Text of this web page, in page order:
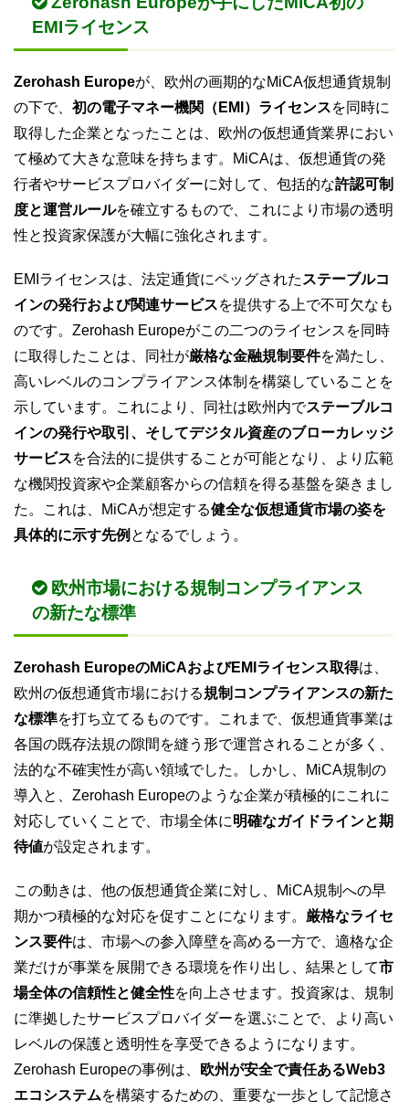
EMIライセンス
Zerohash Europeが、欧州の画期的なMiCA仮想通貨規制
の下で、 初の電子マネー機関（EMI）ライセンスを同時に
取得した企業となったことは、欧州の仮想通貨業界におい
て極めて大きな意味を持ちます。MiCAは、仮想通貨の発
行者やサービスプロバイダーに対して、包括的な許認可制
度と運営ルールを確立するもので、これにより市場の透明
性と投資家保護が大幅に強化されます。
EMIライセンスは、法定通貨にペッグされた ステーブルコ
インの発行および関連サービスを提供する上で不可欠なも
のです。Zerohash Europeがこの二つのライセンスを同時
に取得したことは、同社が厳格な金融規制要件を満たし、
高いレベルのコンプライアンス体制を構築していることを
示しています。これにより、同社は欧州内でステーブルコ
インの発行や取引、そしてデジタル資産のブローカレッジ
サービスを合法的に提供することが可能となり、より広範
な機関投資家や企業顧客からの信頼を得る基盤を築きまし
た。これは、MiCAが想定する健全な仮想通貨市場の姿を
具体的に示す先例 となるでしょう。
欧州市場における規制コンプライアンス
の新たな標準
Zerohash EuropeのMiCAおよびEMIライセンス取得は、
欧州の仮想通貨市場における規制コンプライアンスの新た
な標準を打ち立てるものです。これまで、仮想通貨事業は
各国の既存法規の隙間を縫う形で運営されることが多く、
法的な不確実性が高い領域でした。しかし、MiCA規制の
導入と、Zerohash Europeのような企業が積極的にこれに
対応していくことで、市場全体に明確なガイドラインと期
待値が設定されます。
この動きは、他の仮想通貨企業に対し、MiCA規制への早
期かつ積極的な対応を促すことになります。 厳格なライセ
ンス要件は、市場への参入障壁を高める一方で、適格な企
業だけが事業を展開できる環境を作り出し、結果として市
場全体の信頼性と健全性を向上させます。投資家は、規制
に準拠したサービスプロバイダーを選ぶことで、より高い
レベルの保護と透明性を享受できるようになります。
Zerohash Europeの事例は、
欧州が安全で責任あるWeb3
エコシステムを構築するための、重要な一歩として記憶さ